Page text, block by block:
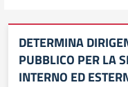
DETERMINA
PUBBLICO PER LA
INTERNO ED